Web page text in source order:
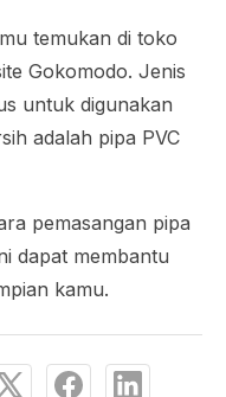
temukan di toko
Gokomodo. Jenis
untuk digunakan
adalah pipa PVC
pemasangan pipa
dapat membantu
kamu.